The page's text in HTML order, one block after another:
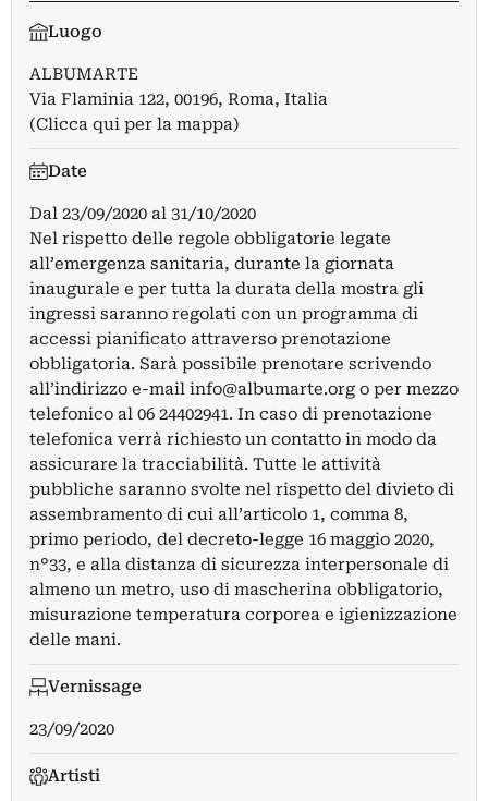
Luogo
ALBUMARTE
Via Flaminia 122, 00196, Roma, Italia
(Clicca qui per la mappa)
Date
Dal 23/09/2020 al 31/10/2020
Nel rispetto delle regole obbligatorie legate
all’emergenza sanitaria, durante la giornata
inaugurale e per tutta la durata della mostra gli
ingressi saranno regolati con un programma di
accessi pianificato attraverso prenotazione
obbligatoria. Sarà possibile prenotare scrivendo
all’indirizzo e-mail info@albumarte.orgo per mezzo
telefonico al 06 24402941. In caso di prenotazione
telefonica verrà richiesto un contatto in modo da
assicurare la tracciabilità. Tutte le attività
pubbliche saranno svolte nel rispetto del divieto di
assembramento di cui all’articolo 1, comma 8,
primo periodo, del decreto-legge 16 maggio 2020,
n°33, e alla distanza di sicurezza interpersonale di
almeno un metro, uso di mascherina obbligatorio,
misurazione temperatura corporea e igienizzazione
delle mani.
Vernissage
23/09/2020
Artisti